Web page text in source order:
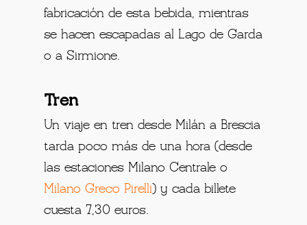
fabricación de esta bebida, mientras
se hacen escapadas al Lago de Garda
o a Sirmione.
Tren
Un viaje en tren desde Milán a Brescia
tarda poco más de una hora (desde
las estaciones Milano Centrale o
Milano Greco Pirelli) y cada billete
cuesta 7,30 euros.